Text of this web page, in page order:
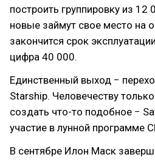
построить группировку из 12
новые займут свое место на
закончится срок
цифра 40 000.
Единственный выход −
Starship. Человечеству
создать что-то подобное −
участие в лунной программе
В сентябре Илон Маск